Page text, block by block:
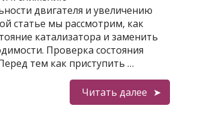
двигателя и увеличению
статье мы рассмотрим, как
катализатора и заменить
Проверка состояния
тем как приступить …
Читать далее